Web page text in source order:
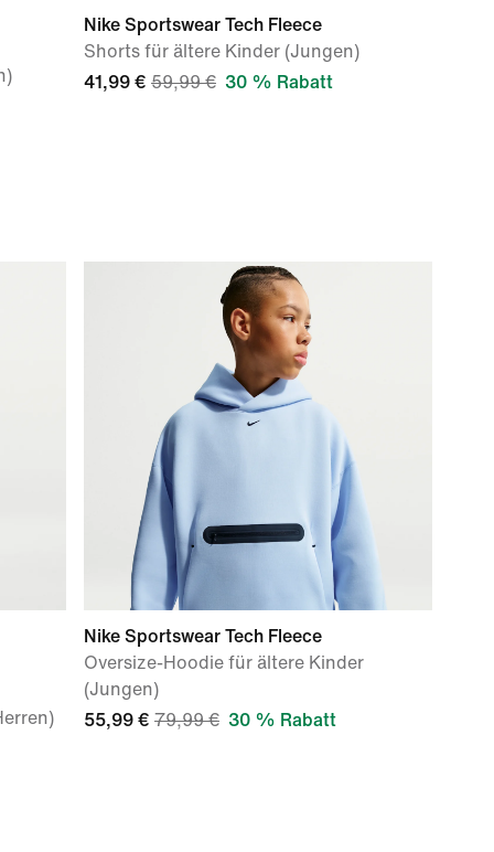
Nike Sportswear Tech Fleece
Shorts für ältere Kinder (Jungen)
41,99 € 59,99 € 30 % Rabatt
Nike Sportswear Tech Fleece
Oversize-Hoodie für ältere Kinder
(Jungen)
55,99 € 79,99 € 30 % Rabatt